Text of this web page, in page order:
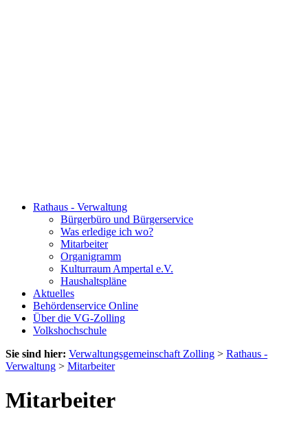
Rathaus - Verwaltung
Bürgerbüro und Bürgerservice
Was erledige ich wo?
Mitarbeiter
Organigramm
Kulturraum Ampertal e.V.
Haushaltspläne
Aktuelles
Behördenservice Online
Über die VG-Zolling
Volkshochschule
Sie sind hier: Verwaltungsgemeinschaft Zolling > Rathaus -
Verwaltung > Mitarbeiter
Mitarbeiter